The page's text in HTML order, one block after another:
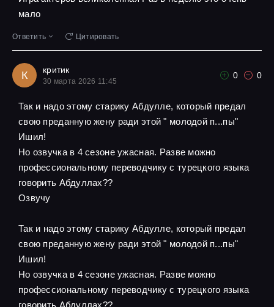
мало
Ответить Цитировать
К критик
30 марта 2026 11:45
0 0
Так и надо этому старику Абдулле, который предал
свою преданную жену ради этой " молодой п...пы"
Ишил!
Но озвучка в 4 сезоне ужасная. Разве можно
профессиональному переводчику с турецкого языка
говорить Абдуллах??
Озвучу
Так и надо этому старику Абдулле, который предал
свою преданную жену ради этой " молодой п...пы"
Ишил!
Но озвучка в 4 сезоне ужасная. Разве можно
профессиональному переводчику с турецкого языка
говорить Абдуллах??